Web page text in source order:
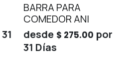
31
BARRA PARA
COMEDOR ANI
desde $ 275.00 por
31 Días